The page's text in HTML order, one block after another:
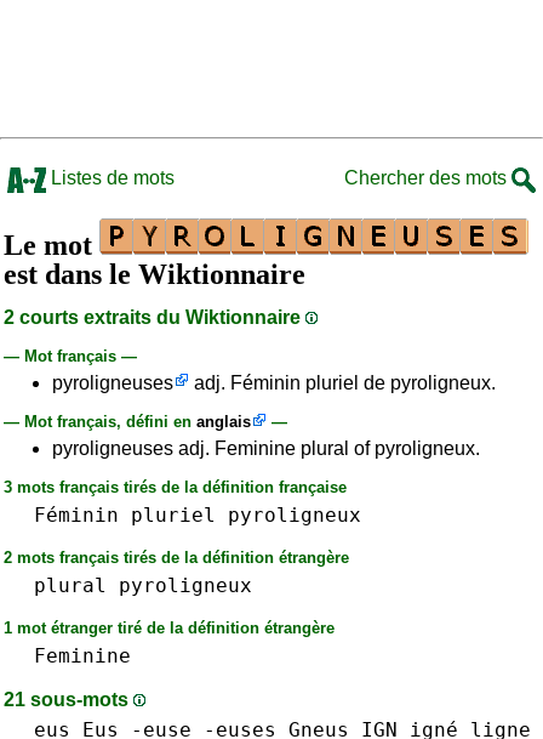
Listes de mots Chercher des mots
Le mot
est dans le Wiktionnaire
2 courts extraits du Wiktionnaire
— Mot français —
pyroligneuses adj. Féminin pluriel de pyroligneux.
— Mot français, défini en anglais —
pyroligneuses adj. Feminine plural of pyroligneux.
3 mots français tirés de la définition française
Féminin pluriel pyroligneux
2 mots français tirés de la définition étrangère
plural pyroligneux
1 mot étranger tiré de la définition étrangère
Feminine
21 sous-mots
eus Eus -euse -euses Gneus IGN igné
ligne